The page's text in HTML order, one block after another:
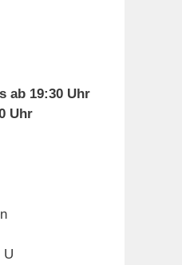
ab 19:30 Uhr
Uhr
U